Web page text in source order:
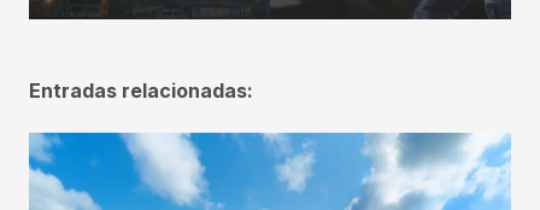
Entradas relacionadas: